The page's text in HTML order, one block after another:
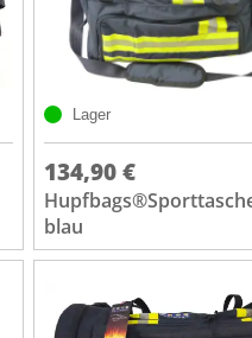
Lager
134,90 €
blau